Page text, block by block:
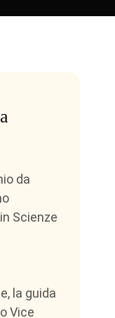
da
Scienze
la guida
Vice